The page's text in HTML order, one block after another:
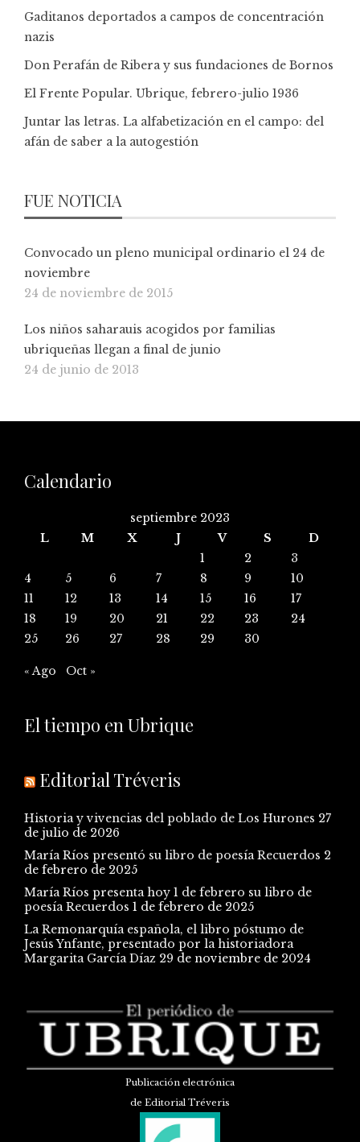
Gaditanos deportados a campos de concentración
nazis
Don Perafán de Ribera y sus fundaciones de Bornos
El Frente Popular. Ubrique, febrero-julio 1936
Juntar las letras. La alfabetización en el campo: del
afán de saber a la autogestión
FUE NOTICIA
Convocado un pleno municipal ordinario el 24 de
noviembre
24 de noviembre de 2015
Los niños saharauis acogidos por familias
ubriqueñas llegan a final de junio
24 de junio de 2013
Calendario
septiembre 2023
L
M X J V S
D
1
2
3
4
5 6 7 8 9
10
11
12 13 14 15 16
17
18
19 20 21 22 23
24
25
26 27 28 29 30
« Ago Oct »
El tiempo en Ubrique
Editorial Tréveris
Historia y vivencias del poblado de Los Hurones 27
de julio de 2026
María Ríos presentó su libro de poesía Recuerdos 2
de febrero de 2025
María Ríos presenta hoy 1 de febrero su libro de
poesía Recuerdos 1 de febrero de 2025
La Remonarquía española, el libro póstumo de
Jesús Ynfante, presentado por la historiadora
Margarita García Díaz 29 de noviembre de 2024
Publicación electrónica
de Editorial Tréveris